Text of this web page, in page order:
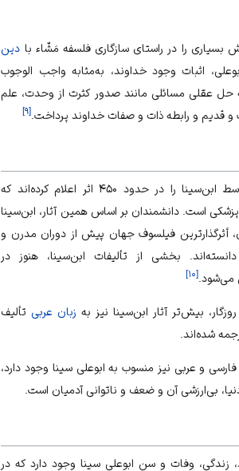
بسیاری را در راستای سازگاری فلسفه مَشّاء با دین
اثبات وجود خداوند، به‌مثابه واجب الوجوب
حل عقلی مسائلی مانند صدور کثرت از وحدت، علم
و قدیم و رابطه ذات و صفات خداوند پرداخت.[۹]
تعداد کتاب‌های نوشته‌شده توسط ابن‌سینا را در حدود ۴۵۰ اثر اعلام کرده‌اند که
است. دانشمندان بر اساس همین آثار، ابن‌سینا
أثرگذارترین فیلسوف جهان پیش از دوران مدرن و
بخشی از تألیفات ابن‌سینا، هنوز در
می‌شود.[۱۰]
بیش‌تر آثار ابن‌سینا نیز به زبان عربیتألیف
شده‌اند.
و عربی نیز منسوب به ابوعلی سینا وجود دارد،
بی‌ارزشی آن و ضعف و ناتوانی آدمیان است.
زندگی، وفات و سن ابوعلی سینا وجود دارد که در